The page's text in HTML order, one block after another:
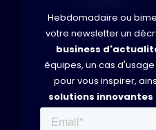
Hebdomadaire ou
votre newsletter un
business
équipes, un cas
pour vous inspirer,
solutions innovantes